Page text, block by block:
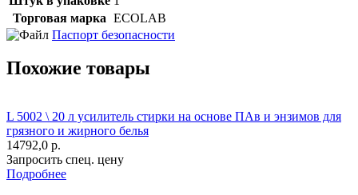
Торговая марка ECOLAB
Паспорт безопасности
Похожие товары
L 5002 \ 20 л усилитель стирки на основе ПАв и энзимов для
грязного и жирного белья
14792,0 р.
Запросить спец. цену
Подробнее